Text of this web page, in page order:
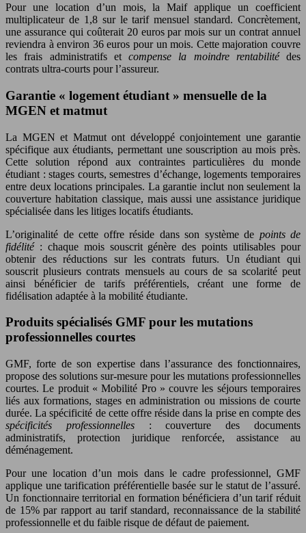
Pour une location d’un mois, la Maif applique un coefficient
multiplicateur de 1,8 sur le tarif mensuel standard. Concrètement,
une assurance qui coûterait 20 euros par mois sur un contrat annuel
reviendra à environ 36 euros pour un mois. Cette majoration couvre
les frais administratifs et compense la moindre rentabilité des
contrats ultra-courts pour l’assureur.
Garantie « logement étudiant » mensuelle de la
MGEN et matmut
La MGEN et Matmut ont développé conjointement une garantie
spécifique aux étudiants, permettant une souscription au mois près.
Cette solution répond aux contraintes particulières du monde
étudiant : stages courts, semestres d’échange, logements temporaires
entre deux locations principales. La garantie inclut non seulement la
couverture habitation classique, mais aussi une assistance juridique
spécialisée dans les litiges locatifs étudiants.
L’originalité de cette offre réside dans son système de points de
fidélité : chaque mois souscrit génère des points utilisables pour
obtenir des réductions sur les contrats futurs. Un étudiant qui
souscrit plusieurs contrats mensuels au cours de sa scolarité peut
ainsi bénéficier de tarifs préférentiels, créant une forme de
fidélisation adaptée à la mobilité étudiante.
Produits spécialisés GMF pour les mutations
professionnelles courtes
GMF, forte de son expertise dans l’assurance des fonctionnaires,
propose des solutions sur-mesure pour les mutations professionnelles
courtes. Le produit « Mobilité Pro » couvre les séjours temporaires
liés aux formations, stages en administration ou missions de courte
durée. La spécificité de cette offre réside dans la prise en compte des
spécificités professionnelles : couverture des documents
administratifs, protection juridique renforcée, assistance au
déménagement.
Pour une location d’un mois dans le cadre professionnel, GMF
applique une tarification préférentielle basée sur le statut de l’assuré.
Un fonctionnaire territorial en formation bénéficiera d’un tarif réduit
de 15% par rapport au tarif standard, reconnaissance de la stabilité
professionnelle et du faible risque de défaut de paiement.